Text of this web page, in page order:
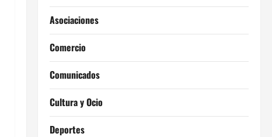
Asociaciones
Comercio
Comunicados
Cultura y Ocio
Deportes